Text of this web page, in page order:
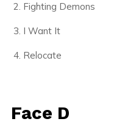
Fighting Demons
I Want It
Relocate
Face D